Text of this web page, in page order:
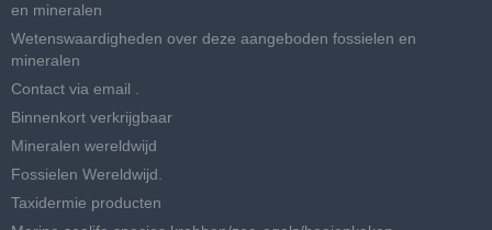
en mineralen
Wetenswaardigheden over deze aangeboden fossielen en
mineralen
Contact via email .
Binnenkort verkrijgbaar
Mineralen wereldwijd
Fossielen Wereldwijd.
Taxidermie producten